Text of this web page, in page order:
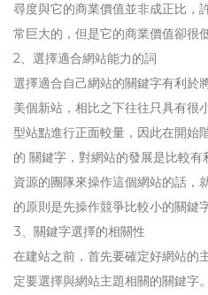
尋度與它的商業價值並非成正比，
常巨大的，但是它的商業價值卻很低
2、選擇適合網站能力的詞
選擇適合自己網站的關鍵字有利於
美個新站，相比之下往往只具有很
型站點進行正面較量，因此在開始
的 關鍵字，對網站的發展是比較
資源的團隊來操作這個網站的話，
的原則是先操作競爭比較小的關鍵字
3、關鍵字選擇的相關性
在建站之前，首先要確定好網站的
定要選擇與網站主題相關的關鍵字